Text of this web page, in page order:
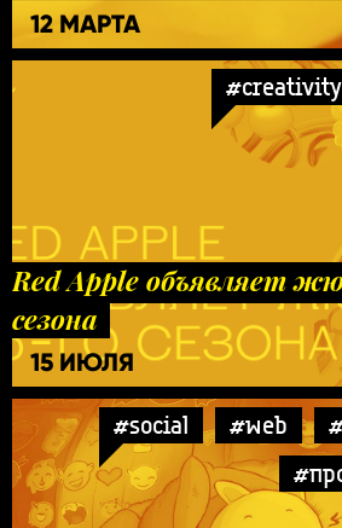
12 МАРТА
#creativity
Red Apple объявляет
сезона
15 ИЮЛЯ
#social #web